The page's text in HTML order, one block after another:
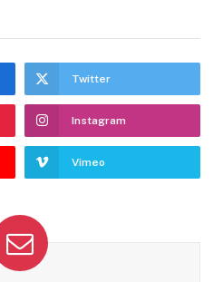
Twitter
Instagram
Vimeo